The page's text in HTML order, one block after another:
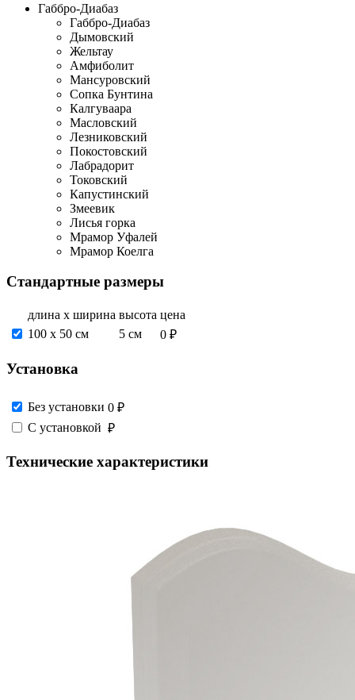
Габбро-Диабаз
Габбро-Диабаз
Дымовский
Жельтау
Амфиболит
Мансуровский
Сопка Бунтина
Калгуваара
Масловский
Лезниковский
Покостовский
Лабрадорит
Токовский
Капустинский
Змеевик
Лисья горка
Мрамор Уфалей
Мрамор Коелга
Стандартные размеры
длина х ширина высота цена
100 х 50 см
5 см 0 ₽
Установка
Без установки 0 ₽
С установкой ₽
Технические характеристики